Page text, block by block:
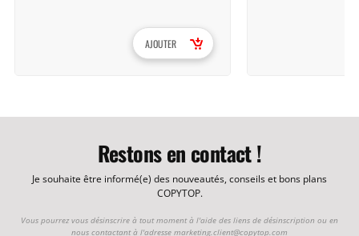
AJOUTER
Restons en contact !
Je souhaite être informé(e) des nouveautés, conseils et bons plans
COPYTOP.
Vous pourrez vous désinscrire à tout moment à l'aide des liens de désinscription ou en
nous contactant à l'adresse marketing.client@copytop.com